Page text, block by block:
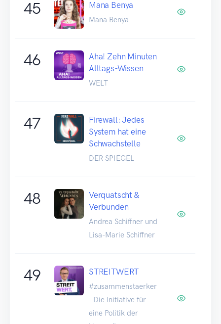
45 Mana Benya
Mana Benya
46
Aha! Zehn Minuten
Alltags-Wissen
WELT
47
Firewall: Jedes
System hat eine
Schwachstelle
DER SPIEGEL
48
Verquatscht &
Verbunden
Andrea Schiffner und
Lisa-Marie Schiffner
49 STREITWERT
#zusammenstaerker
- Die Initiative für
eine Politik der